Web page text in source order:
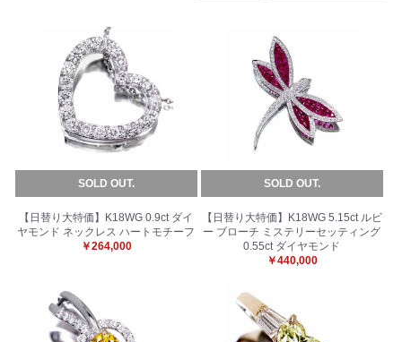
SOLD OUT.
【日替り大特価】K18WG 0.9ct ダイ
ヤモンド ネックレス ハートモチーフ
￥264,000
SOLD OUT.
【日替り大特価】K18WG 5.15ct ルビ
ー ブローチ ミステリーセッティング
0.55ct ダイヤモンド
￥440,000